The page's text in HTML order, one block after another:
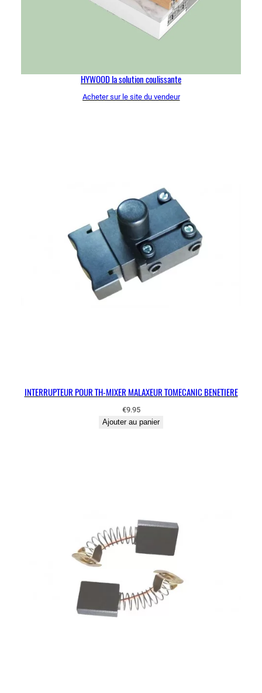
HYWOOD la solution coulissante
Acheter sur le site du vendeur
INTERRUPTEUR POUR TH-MIXER MALAXEUR TOMECANIC BENETIERE
€9.95
Ajouter au panier